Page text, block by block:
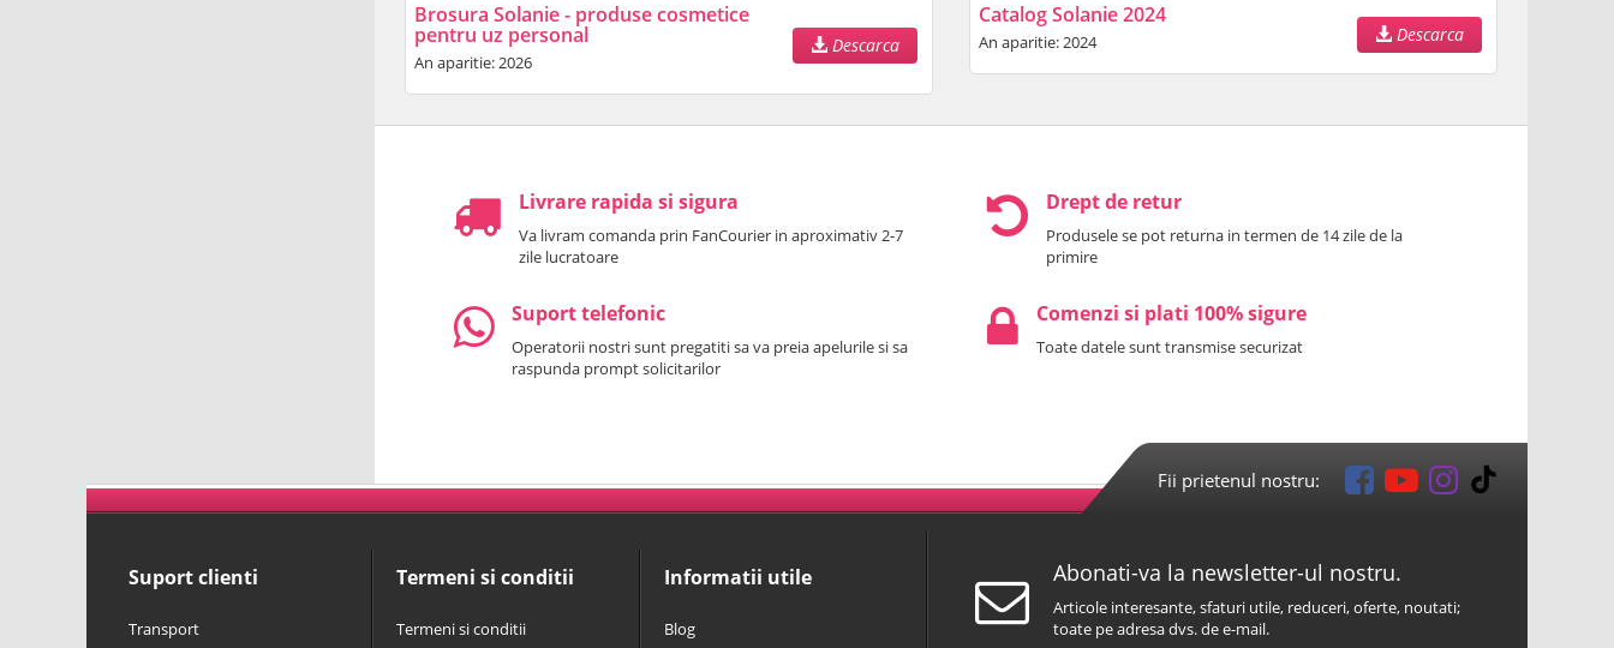
Brosura Solanie - produse cosmetice
pentru uz personal
An aparitie: 2026
Descarca
Catalog Solanie 2024
An aparitie: 2024 Descarca
Livrare rapida si sigura
Va livram comanda prin FanCourier in aproximativ 2-7
zile lucratoare
Drept de retur
Produsele se pot returna in termen de 14 zile de la
primire
Suport telefonic
Operatorii nostri sunt pregatiti sa va preia apelurile si sa
raspunda prompt solicitarilor
Comenzi si plati 100% sigure
Toate datele sunt transmise securizat
Fii prietenul nostru:
Suport clienti
Transport
Termeni si conditii
Termeni si conditii
Informatii utile
Blog
Abonati-va la newsletter-ul nostru.
Articole interesante, sfaturi utile, reduceri, oferte, noutati;
toate pe adresa dvs. de e-mail.